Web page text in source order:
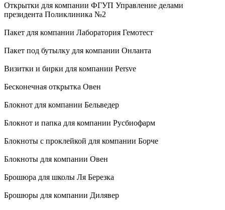
Книги
Бумажные папки
Бейджи
Ежедневники
Плакаты
Сувенирная продукция
Открытки для компании ФГУП Управление делами
президента Поликлиника №2
Пакет для компании Лаборатория Гемотест
Пакет под бутылку для компании Онланта
Визитки и бирки для компании Persve
Бесконечная открытка Овен
Блокнот для компании Бельведер
Блокнот и папка для компании Русбиофарм
Блокноты с проклейкой для компании Борче
Блокноты для компании Овен
Брошюра для школы Ля Березка
Брошюры для компании Дилявер